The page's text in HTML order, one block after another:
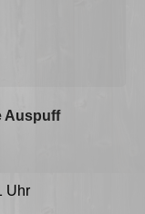
Auspuff
Uhr